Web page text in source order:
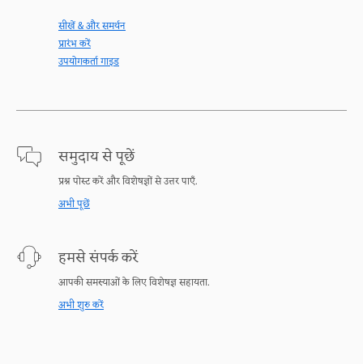
सीखें & और समर्थन
प्रारंभ करें
उपयोगकर्ता गाइड
समुदाय से पूछें
प्रश्न पोस्ट करें और विशेषज्ञों से उत्तर पाएँ.
अभी पूछें
हमसे संपर्क करें
आपकी समस्याओं के लिए विशेषज्ञ सहायता.
अभी शुरु करें